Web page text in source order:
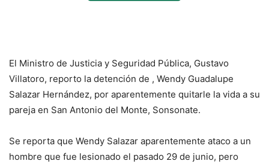
El Ministro de Justicia y Seguridad Pública, Gustavo
Villatoro, reporto la detención de , Wendy Guadalupe
Salazar Hernández, por aparentemente quitarle la vida a su
pareja en San Antonio del Monte, Sonsonate.
Se reporta que Wendy Salazar aparentemente ataco a un
hombre que fue lesionado el pasado 29 de junio, pero